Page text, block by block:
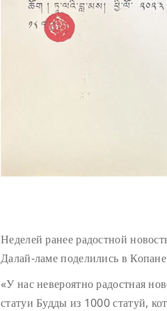
Неделей ранее радостной
Далай-ламе поделились в
«У нас невероятно радостная
статуи Будды из 1000 статуй,